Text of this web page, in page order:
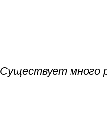
Существует много